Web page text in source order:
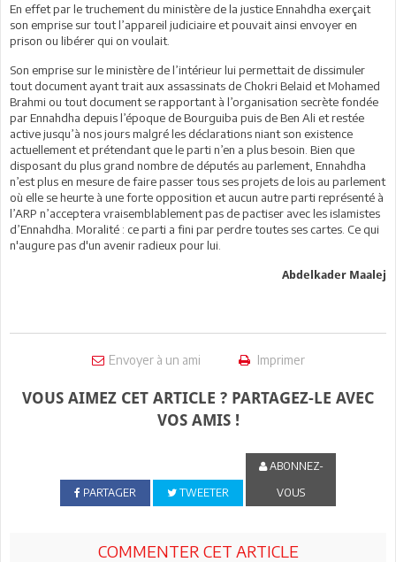
En effet par le truchement du ministère de la justice Ennahdha exerçait
son emprise sur tout l’appareil judiciaire et pouvait ainsi envoyer en
prison ou libérer qui on voulait.
Son emprise sur le ministère de l’intérieur lui permettait de dissimuler
tout document ayant trait aux assassinats de Chokri Belaid et Mohamed
Brahmi ou tout document se rapportant à l’organisation secrète fondée
par Ennahdha depuis l’époque de Bourguiba puis de Ben Ali et restée
active jusqu’à nos jours malgré les déclarations niant son existence
actuellement et prétendant que le parti n’en a plus besoin. Bien que
disposant du plus grand nombre de députés au parlement, Ennahdha
n’est plus en mesure de faire passer tous ses projets de lois au parlement
où elle se heurte à une forte opposition et aucun autre parti représenté à
l’ARP n’acceptera vraisemblablement pas de pactiser avec les islamistes
d’Ennahdha. Moralité : ce parti a fini par perdre toutes ses cartes. Ce qui
n'augure pas d'un avenir radieux pour lui.
Abdelkader Maalej
Envoyer à un ami Imprimer
VOUS AIMEZ CET ARTICLE ? PARTAGEZ-LE AVEC
VOS AMIS !
PARTAGER TWEETER
ABONNEZ-
VOUS
COMMENTER CET ARTICLE